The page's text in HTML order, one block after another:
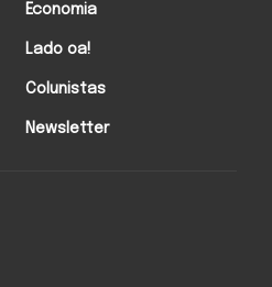
Economia
Lado oa!
Colunistas
Newsletter